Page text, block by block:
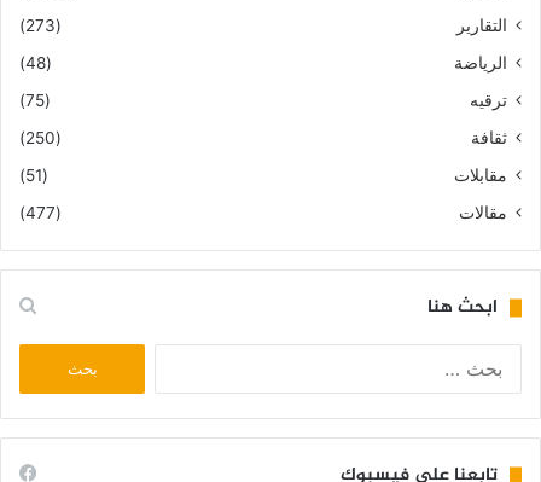
التقارير
(273)
الرياضة
(48)
ترقيه
(75)
ثقافة
(250)
مقابلات
(51)
مقالات
(477)
ابحث هنا
تابعنا على فيسبوك